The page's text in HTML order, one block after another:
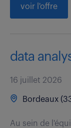
voir l'offre
data
16 juillet 2026
Bordeaux
Au sein de